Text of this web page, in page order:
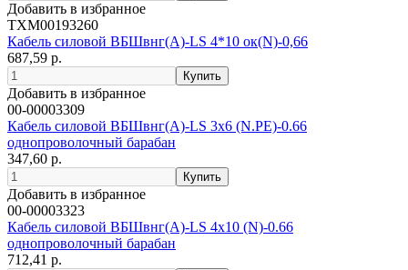
Добавить в избранное
ТХМ00193260
Кабель силовой ВБШвнг(А)-LS 4*10 ок(N)-0,66
687,59 р.
Добавить в избранное
00-00003309
Кабель силовой ВБШвнг(А)-LS 3х6 (N.PE)-0.66
однопроволочный барабан
347,60 р.
Добавить в избранное
00-00003323
Кабель силовой ВБШвнг(А)-LS 4х10 (N)-0.66
однопроволочный барабан
712,41 р.